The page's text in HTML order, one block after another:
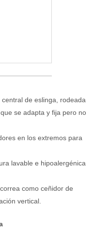
de eslinga, rodeada
se adapta y fija pero no
en los extremos para
lavable e hipoalergénica
como ceñidor de
vertical.